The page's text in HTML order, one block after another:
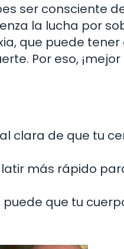
ser consciente
la lucha por
que puede
Por eso,
clara de que tu
latir más rápido
puede que tu